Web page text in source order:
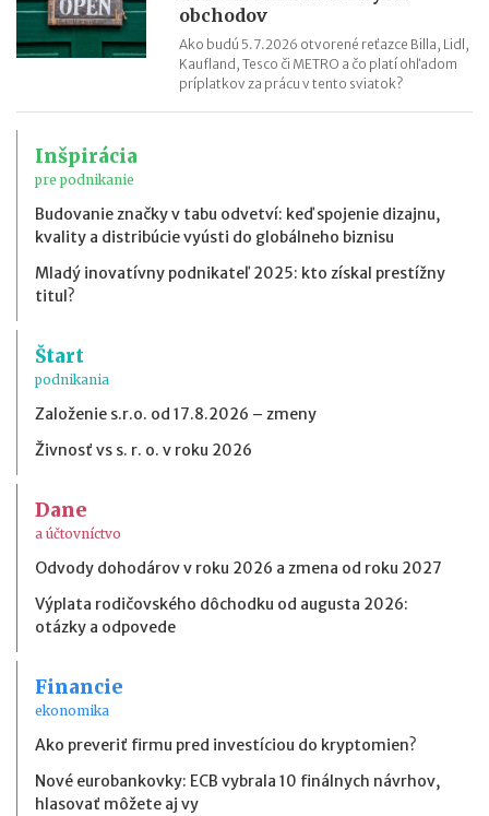
obchodov
Ako budú 5.7.2026 otvorené reťazce Billa, Lidl,
Kaufland, Tesco či METRO a čo platí ohľadom
príplatkov za prácu v tento sviatok?
Inšpirácia
pre podnikanie
Budovanie značky v tabu odvetví: keď spojenie dizajnu,
kvality a distribúcie vyústi do globálneho biznisu
Mladý inovatívny podnikateľ 2025: kto získal prestížny
titul?
Štart
podnikania
Založenie s.r.o. od 17.8.2026 – zmeny
Živnosť vs s. r. o. v roku 2026
Dane
a účtovníctvo
Odvody dohodárov v roku 2026 a zmena od roku 2027
Výplata rodičovského dôchodku od augusta 2026:
otázky a odpovede
Financie
ekonomika
Ako preveriť firmu pred investíciou do kryptomien?
Nové eurobankovky: ECB vybrala 10 finálnych návrhov,
hlasovať môžete aj vy